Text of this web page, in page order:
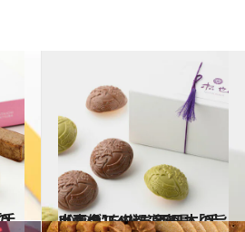
2022.1.7
【画像】47都道府県「手土産グルメ」 “西日本の旨いもの”を総まとめ
グルメ